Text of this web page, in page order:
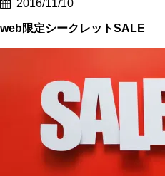
2016/11/10
web限定シークレットSALE